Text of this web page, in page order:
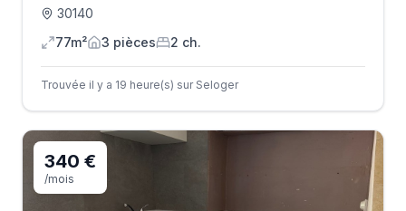
30140
77m²
3 pièces 2 ch.
Trouvée il y a 19 heure(s) sur Seloger
340 €
/mois